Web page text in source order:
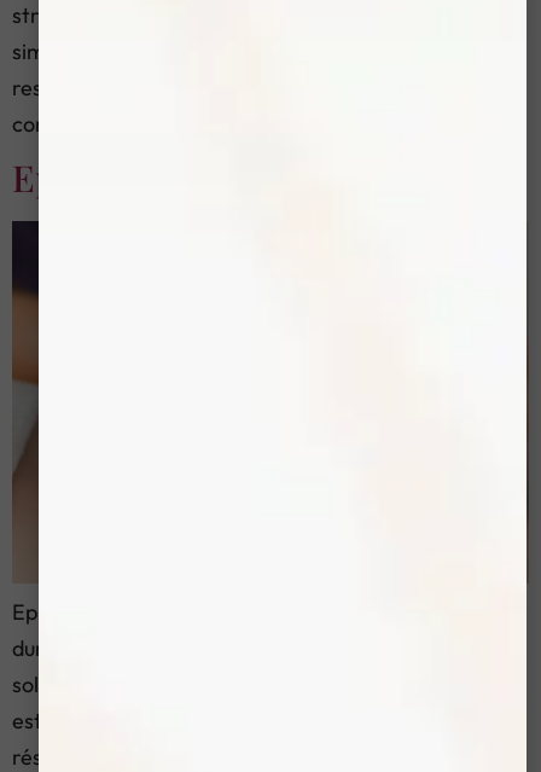
structuré, un bilan initial et un suivi régulier. Le but est
simple: réduire durablement la repousse, tout en
respectant la sensibilité de la zone du maillot. Si vous
comparez plusieurs options, gardez cette […]
Epilation electrique menton
Epilation electrique menton: précision et résultat
durable L’épilation électrique du menton est une
solution fiable pour enlever les poils du menton. Elle
est idéale quand les poils sont fins, clairs, blancs ou
résistants au laser. Cette technique est aussi appelée